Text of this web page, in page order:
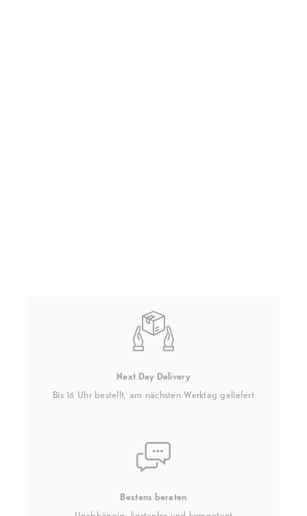
Next Day Delivery
Bis 16 Uhr bestellt, am nächsten Werktag geliefert
Bestens beraten